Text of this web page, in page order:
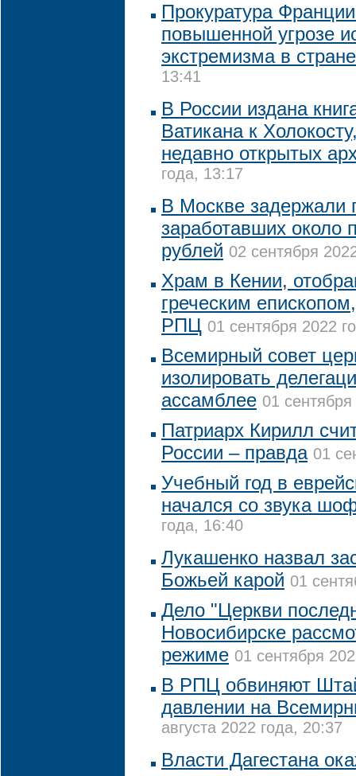
Прокуратура
повышенной угрозе
экстремизма в стране
13:41
В России издана
Ватикана к
недавно открытых
года, 13:17
В Москве задержали
заработавших около
рублей 02 сентября
Храм в Кении,
греческим
РПЦ 01 сентября 2022
Всемирный совет
изолировать
ассамблее 01
Патриарх Кирилл
России – правда 01
Учебный год в
начался со звука
года, 16:40
Лукашенко назвал
Божьей карой 01
Дело "Церкви
Новосибирске
режиме 01 сентября
В РПЦ обвиняют
давлении на
августа 2022 года, 20:37
Власти Дагестана